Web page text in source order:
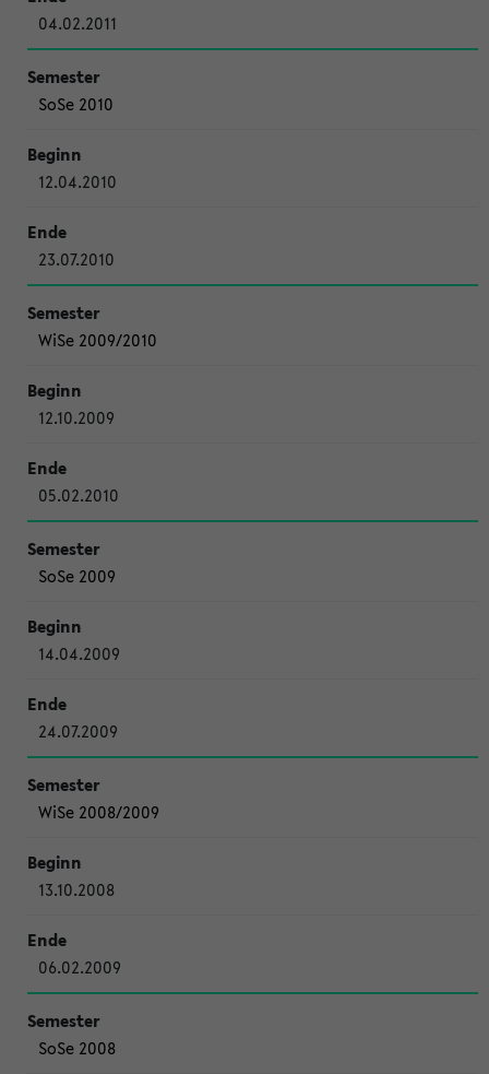
04.02.2011
SoSe 2010
12.04.2010
23.07.2010
WiSe 2009/2010
12.10.2009
05.02.2010
SoSe 2009
14.04.2009
24.07.2009
WiSe 2008/2009
13.10.2008
06.02.2009
SoSe 2008